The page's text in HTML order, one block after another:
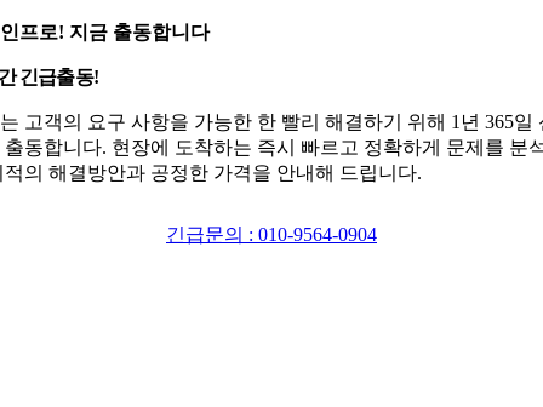
프로! 지금 출동합니다
긴급출동!
고객의 요구 사항을 가능한 한 빨리 해결하기 위해 1년 365일
출동합니다. 현장에 도착하는 즉시 빠르고 정확하게 문제를 분
적의 해결방안과 공정한 가격을 안내해 드립니다.
긴급문의 : 010-9564-0904